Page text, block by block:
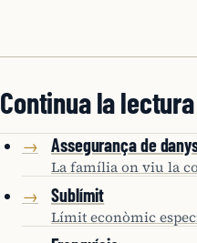
Continua la lectura
→ Assegurança de
La família on viu la
→ Sublímit
Límit econòmic